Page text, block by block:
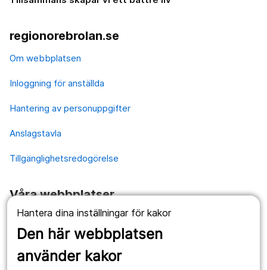
Hantera dina inställningar för kakor
Den här webbplatsen
använder kakor
regionorebrolan.se
Om webbplatsen
Inloggning för anställda
Hantering av personuppgifter
Anslagstavla
Tillgänglighetsredogörelse
Våra webbplatser
1177.se
Länstrafiken